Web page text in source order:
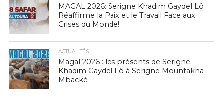
MAGAL 2026: Serigne Khadim Gaydel Lô
Réaffirme la Paix et le Travail Face aux
Crises du Monde!
ACTUALITÉS
Magal 2026 : les présents de Serigne
Khadim Gaydel Lô à Serigne Mountakha
Mbacké